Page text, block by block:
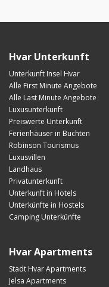
Hvar Unterkunft
Unterkunft Insel Hvar
Alle First Minute Angebote
Alle Last Minute Angebote
Luxusunterkunft
Preiswerte Unterkunft
Ferienhäuser in Buchten
Robinson Tourismus
Luxusvillen
Landhaus
Privatunterkunft
Unterkunft in Hotels
Unterkünfte in Hostels
Camping Unterkünfte
Hvar Apartments
Stadt Hvar Apartments
Jelsa Apartments